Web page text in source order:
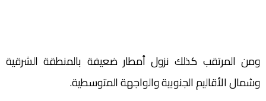
ومن المرتقب كذلك نزول أمطار ضعيفة بالمنطقة الشرقية
وشمال الأقاليم الجنوبية والواجهة المتوسطية.